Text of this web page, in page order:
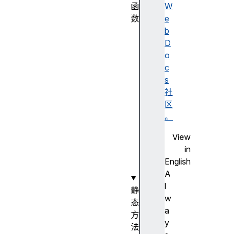
W
e
b
D
o
c
s
社
区
。
View
in
English
A
l
w
a
y
函
数
静
态
方
法